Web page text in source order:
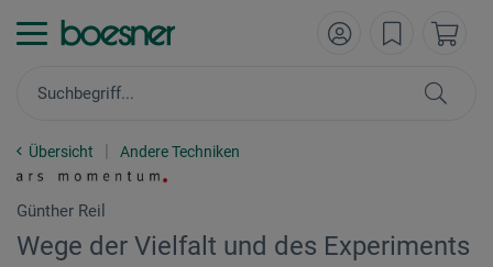
Übersicht Andere Techniken
Günther Reil
Wege der Vielfalt und des Experiments